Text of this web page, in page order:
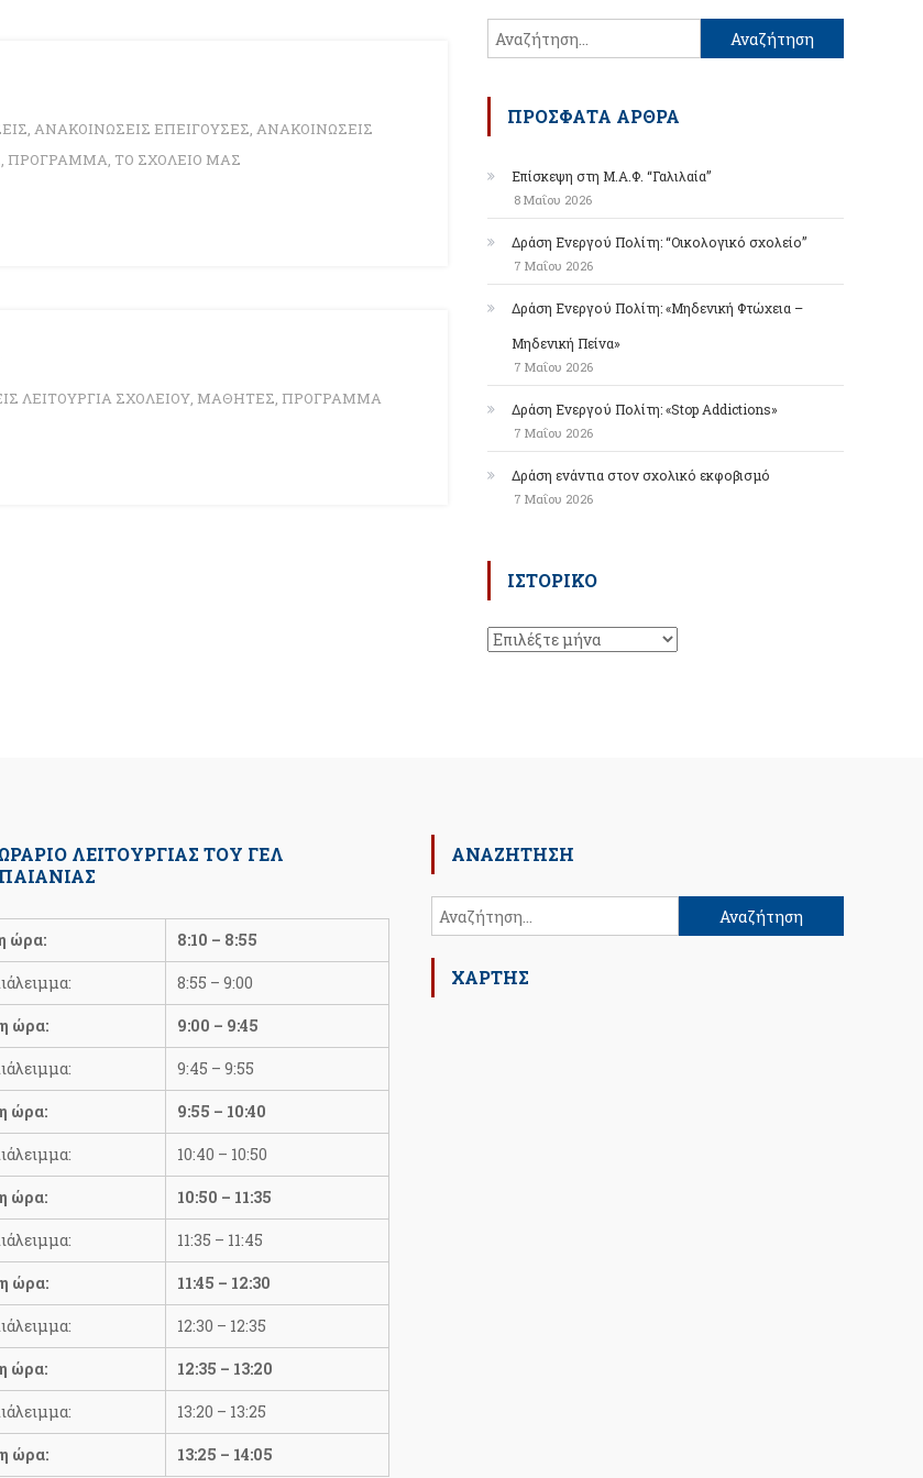
, ΑΝΑΚΟΙΝΩΣΕΙΣ ΕΠΕΙΓΟΥΣΕΣ, ΑΝΑΚΟΙΝΩΣΕΙΣ
, ΠΡΟΓΡΑΜΜΑ, ΤΟ ΣΧΟΛΕΙΟ ΜΑΣ
ΛΕΙΤΟΥΡΓΙΑ ΣΧΟΛΕΙΟΥ, ΜΑΘΗΤΕΣ, ΠΡΟΓΡΑΜΜΑ
Αναζήτηση
για:
ΠΡΌΣΦΑΤΑ ΆΡΘΡΑ
Επίσκεψη στη Μ.Α.Φ. “Γαλιλαία”
8 Μαΐου 2026
Δράση Ενεργού Πολίτη: “Οικολογικό σχολείο”
7 Μαΐου 2026
Δράση Ενεργού Πολίτη: «Μηδενική Φτώχεια –
Μηδενική Πείνα»
7 Μαΐου 2026
Δράση Ενεργού Πολίτη: «Stop Addictions»
7 Μαΐου 2026
Δράση ενάντια στον σχολικό εκφοβισμό
7 Μαΐου 2026
ΙΣΤΟΡΙΚΌ
Ιστορικό
ΩΡΆΡΙΟ ΛΕΙΤΟΥΡΓΊΑΣ ΤΟΥ ΓΕΛ
ΠΑΙΑΝΊΑΣ
ώρα: 8:10 – 8:55
8:55 – 9:00
ώρα: 9:00 – 9:45
9:45 – 9:55
ώρα: 9:55 – 10:40
10:40 – 10:50
ώρα: 10:50 – 11:35
11:35 – 11:45
ώρα: 11:45 – 12:30
12:30 – 12:35
ώρα: 12:35 – 13:20
13:20 – 13:25
ώρα: 13:25 – 14:05
ΑΝΑΖΉΤΗΣΗ
Αναζήτηση
για:
ΧΑΡΤΗΣ